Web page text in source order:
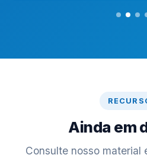
Ainda em
Consulte nosso material